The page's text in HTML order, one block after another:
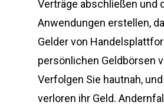
Verträge abschließen und
Anwendungen erstellen,
Gelder von
persönlichen Geldbörsen
Verfolgen Sie hautnah,
verloren ihr Geld.